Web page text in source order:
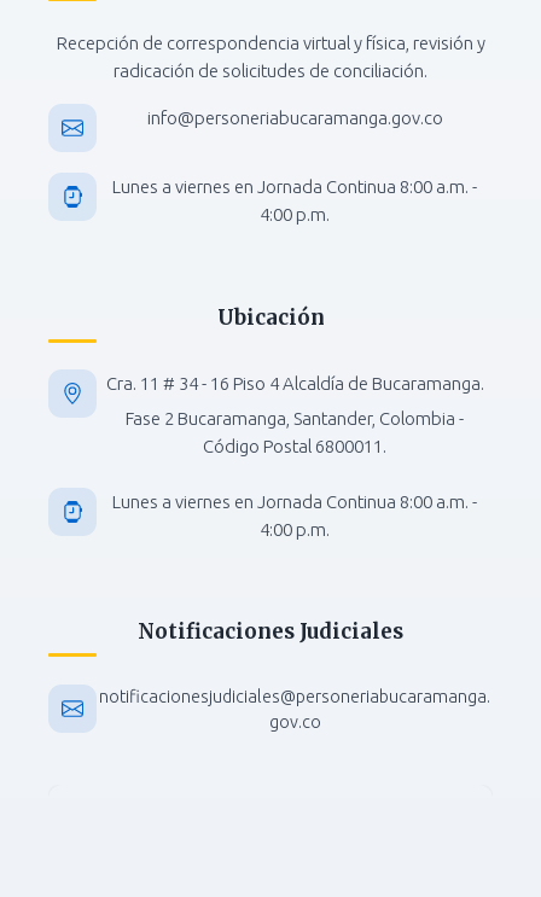
Recepción de correspondencia virtual y física, revisión y
radicación de solicitudes de conciliación.
info@personeriabucaramanga.gov.co
Lunes a viernes en Jornada Continua 8:00 a.m. -
4:00 p.m.
Ubicación
Cra. 11 # 34 - 16 Piso 4 Alcaldía de Bucaramanga.
Fase 2 Bucaramanga, Santander, Colombia -
Código Postal 6800011.
Lunes a viernes en Jornada Continua 8:00 a.m. -
4:00 p.m.
Notificaciones Judiciales
notificacionesjudiciales@personeriabucaramanga.
gov.co